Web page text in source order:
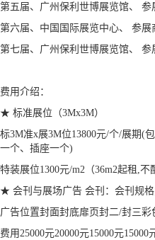
第五届、广州保利世博展览馆、
第六届、中国国际展览中心、 参
第七届、广州保利世博展览馆、
费用介绍：
★ 标准展位（3Mx3M）
标3M准x展3M位13800元/个/展期(
一个、插座一个)
特装展位1300元/m2（36m2起租,
★ 会刊与展场广告 会刊：会刊规格
广告位置封面封底扉页封二/封三彩
费用25000元20000元15000元15000